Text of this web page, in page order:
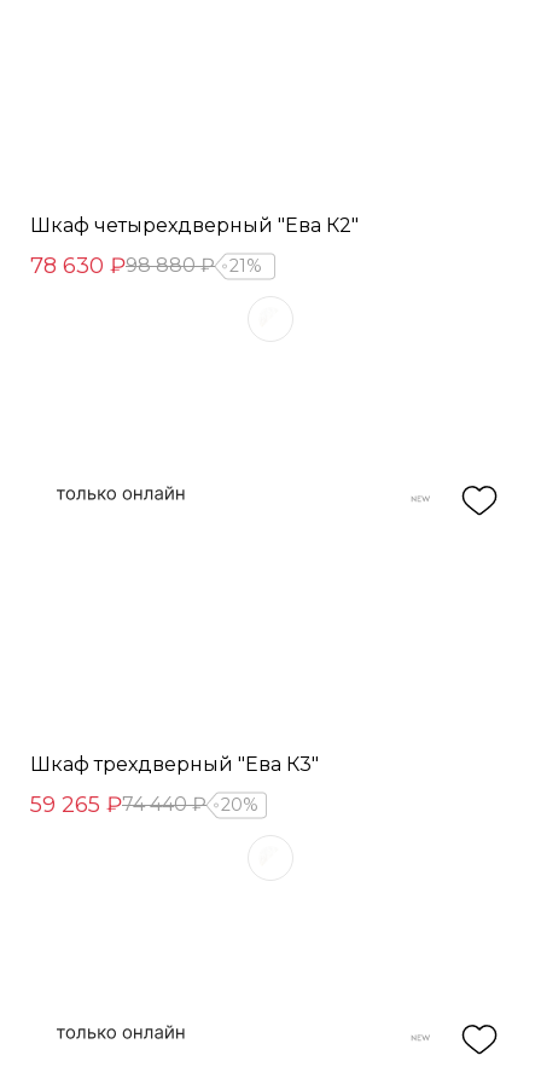
Шкаф четырехдверный "Ева К2"
78 630 ₽98 880 ₽ 21%
Шкаф трехдверный "Ева К3"
59 265 ₽74 440 ₽ 20%